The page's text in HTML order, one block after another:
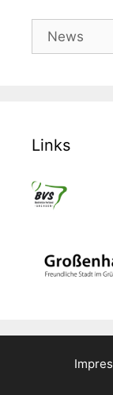
Kategorien
Links